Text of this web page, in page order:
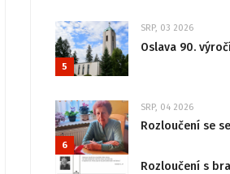
5
SRP, 03 2026
Oslava 90.
6
SRP, 04 2026
Rozloučení se
Rozloučení s